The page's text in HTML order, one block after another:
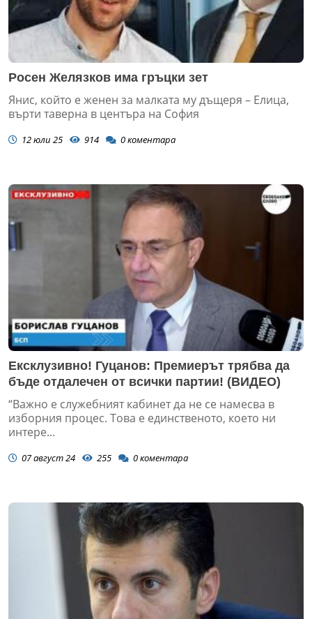
Росен Желязков има гръцки зет
Янис, който е женен за малката му дъщеря – Елица,
върти таверна в центъра на София
12 юли 25 914 0коментара
Ексклузивно! Гуцанов: Премиерът трябва да
бъде отдалечен от всички партии! (ВИДЕО)
“Важно е служебният кабинет да не се намесва в
изборния процес. Това е единственото, което ни
интере...
07 август 24 255 0коментара